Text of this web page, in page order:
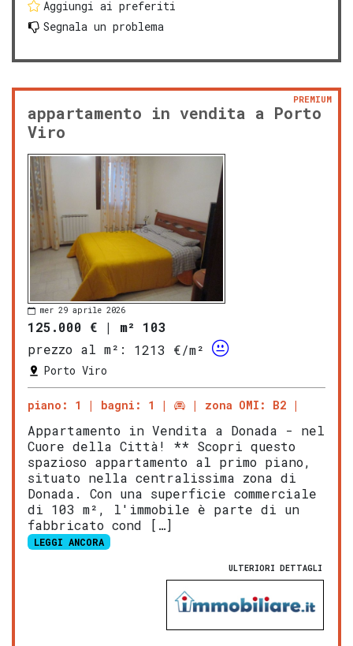
Aggiungi ai preferiti
Segnala un problema
appartamento in vendita a Porto
Viro
PREMIUM
mer 29 aprile 2026
125.000 € | m² 103
prezzo al m²:
1213 €/m²
Porto Viro
piano: 1 bagni: 1 zona OMI: B2
Appartamento in Vendita a Donada - nel
Cuore della Città! ** Scopri questo
spazioso appartamento al primo piano,
situato nella centralissima zona di
Donada. Con una superficie commerciale
di 103 m², l'immobile è parte di un
fabbricato cond […]
LEGGI ANCORA
ULTERIORI DETTAGLI